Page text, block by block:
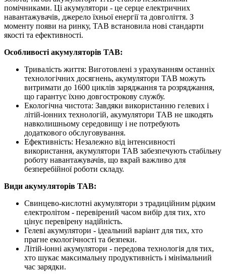
помічниками. Ці акумулятори - це серце електричних
навантажувачів, джерело їхньої енергії та довголіття. З
моменту появи на ринку, TAB встановила нові стандарти
якості та ефективності.
Особливості акумуляторів TAB:
Тривалість життя: Виготовлені з урахуванням останніх
технологічних досягнень, акумулятори TAB можуть
витримати до 1600 циклів заряджання та розряджання,
що гарантує їхню довгострокову службу.
Екологічна чистота: Завдяки використанню гелевих і
літій-іонних технологій, акумулятори TAB не шкодять
навколишньому середовищу і не потребують
додаткового обслуговування.
Ефективність: Незалежно від інтенсивності
використання, акумулятори TAB забезпечують стабільну
роботу навантажувачів, що вкрай важливо для
безперебійної роботи складу.
Види акумуляторів TAB:
Свинцево-кислотні акумулятори з традиційним рідким
електролітом - перевірений часом вибір для тих, хто
цінує перевірену надійність.
Гелеві акумулятори - ідеальний варіант для тих, хто
прагне екологічності та безпеки.
Літій-іонні акумулятори - передова технологія для тих,
хто шукає максимальну продуктивність і мінімальний
час зарядки.